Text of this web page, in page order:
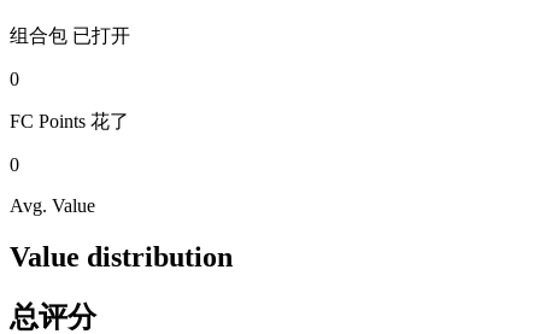
组合包 已打开
0
FC Points 花了
0
Avg. Value
Value distribution
总评分